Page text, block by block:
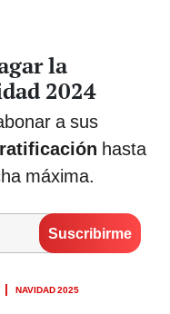
la
2024
a sus
hasta
máxima.
NAVIDAD 2025